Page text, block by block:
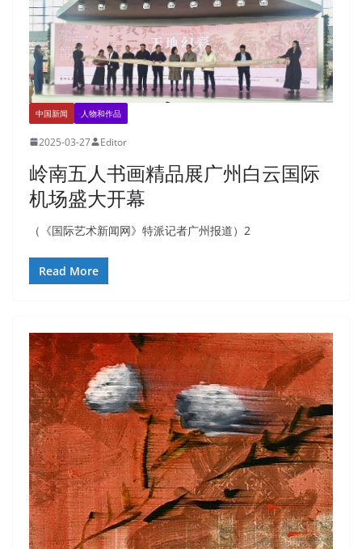
中国新闻 人物和作品
2025-03-27 Editor
岭南五人书画精品展广州白云国际
机场盛大开幕
（《国际艺术新闻网》特派记者广州报道）2
Read More